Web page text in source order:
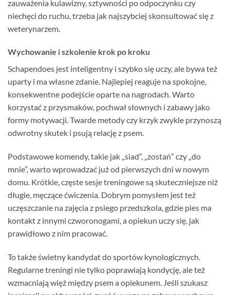
zauważenia kulawizny, sztywności po odpoczynku czy
niechęci do ruchu, trzeba jak najszybciej skonsultować się z
weterynarzem.
Wychowanie i szkolenie krok po kroku
Schapendoes jest inteligentny i szybko się uczy, ale bywa też
uparty i ma własne zdanie. Najlepiej reaguje na spokojne,
konsekwentne podejście oparte na nagrodach. Warto
korzystać z przysmaków, pochwał słownych i zabawy jako
formy motywacji. Twarde metody czy krzyk zwykle przynoszą
odwrotny skutek i psują relację z psem.
Podstawowe komendy, takie jak „siad”, „zostań” czy „do
mnie”, warto wprowadzać już od pierwszych dni w nowym
domu. Krótkie, częste sesje treningowe są skuteczniejsze niż
długie, męczące ćwiczenia. Dobrym pomysłem jest też
uczęszczanie na zajęcia z psiego przedszkola, gdzie pies ma
kontakt z innymi czworonogami, a opiekun uczy się, jak
prawidłowo z nim pracować.
To także świetny kandydat do sportów kynologicznych.
Regularne treningi nie tylko poprawiają kondycję, ale też
wzmacniają więź między psem a opiekunem. Jeśli szukasz